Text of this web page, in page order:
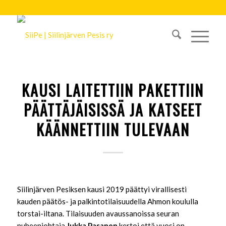
KAUSI LAITETTIIN PAKETTIIN
PÄÄTTÄJÄISISSÄ JA KATSEET
KÄÄNNETTIIN TULEVAAN
Siilinjärven Pesiksen kausi 2019 päättyi virallisesti
kauden päätös- ja palkintotilaisuudella Ahmon koululla
torstai-iltana. Tilaisuuden avaussanoissa seuran